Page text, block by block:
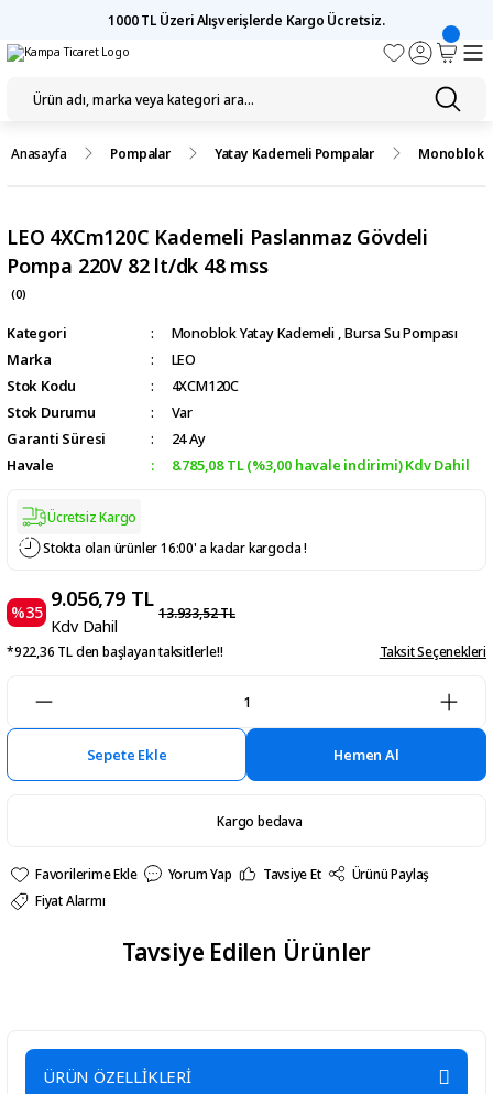
1000 TL Üzeri Alışverişlerde Kargo Ücretsiz.
Anasayfa Pompalar Yatay Kademeli Pompalar Monoblok
LEO 4XCm120C Kademeli Paslanmaz Gövdeli
Pompa 220V 82 lt/dk 48 mss
(0)
Kategori Monoblok Yatay Kademeli ,Bursa Su Pompası
Marka
LEO
Stok Kodu
4XCM120C
Stok Durumu
Var
Garanti Süresi
24 Ay
Havale
8.785,08 TL (%3,00 havale indirimi) Kdv Dahil
Ücretsiz Kargo
Stokta olan ürünler 16:00' a kadar kargoda !
%35
9.056,79 TL
Kdv Dahil
13.933,52 TL
*922,36 TL den başlayan taksitlerle!! Taksit Seçenekleri
Sepete Ekle Hemen Al
Kargo bedava
Yorum Yap Tavsiye Et
Ürünü Paylaş
Fiyat Alarmı
Tavsiye Edilen Ürünler
Yaylı
Çekvalf
1'' Te
ÜRÜN ÖZELLİKLERİ